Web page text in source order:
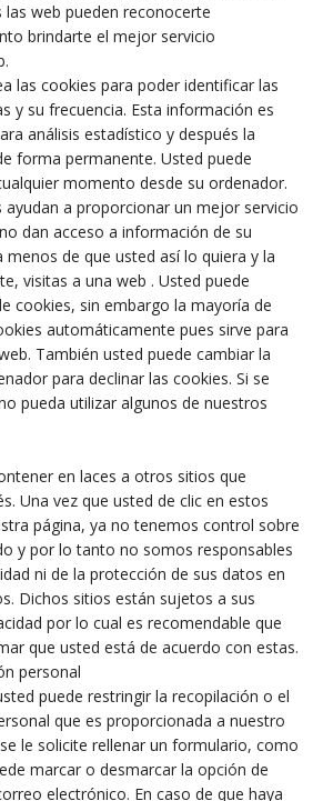
web pueden reconocerte
brindarte el mejor servicio
las cookies para poder identificar las
y su frecuencia. Esta información es
análisis estadístico y después la
forma permanente. Usted puede
momento desde su ordenador.
ayudan a proporcionar un mejor servicio
dan acceso a información de su
de que usted así lo quiera y la
visitas a una web . Usted puede
cookies, sin embargo la mayoría de
automáticamente pues sirve para
También usted puede cambiar la
para declinar las cookies. Si se
pueda utilizar algunos de nuestros
en laces a otros sitios que
Una vez que usted de clic en estos
página, ya no tenemos control sobre
y por lo tanto no somos responsables
ni de la protección de sus datos en
Dichos sitios están sujetos a sus
por lo cual es recomendable que
que usted está de acuerdo con estas.
personal
puede restringir la recopilación o el
que es proporcionada a nuestro
le solicite rellenar un formulario, como
marcar o desmarcar la opción de
electrónico. En caso de que haya